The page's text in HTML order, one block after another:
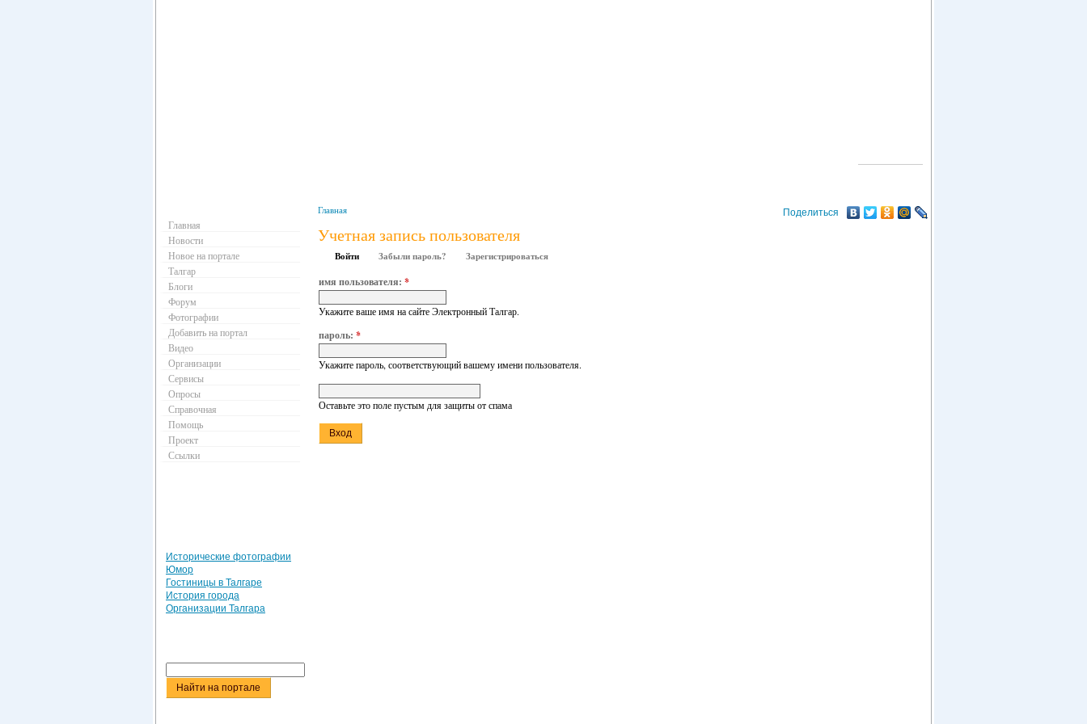
Поделиться
Главная
Учетная запись пользователя
Войти Забыли пароль? Зарегистрироваться
имя пользователя: *
Укажите ваше имя на сайте Электронный Талгар.
пароль: *
Укажите пароль, соответствующий вашему имени пользователя.
Оставьте это поле пустым для защиты от спама
Главная
Новости
Новое на портале
Талгар
Блоги
Форум
Фотографии
Добавить на портал
Видео
Организации
Сервисы
Опросы
Справочная
Помощь
Проект
Ссылки
Исторические фотографии
Юмор
Гостиницы в Талгаре
История города
Организации Талгара